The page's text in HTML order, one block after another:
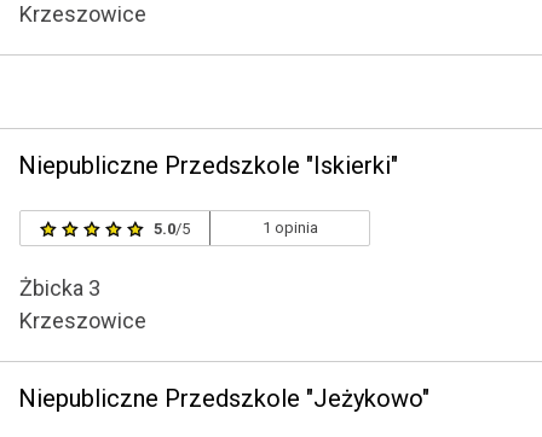
Krzeszowice
Niepubliczne Przedszkole "Iskierki"
5.0/5 1 opinia
Żbicka 3
Krzeszowice
Niepubliczne Przedszkole "Jeżykowo"